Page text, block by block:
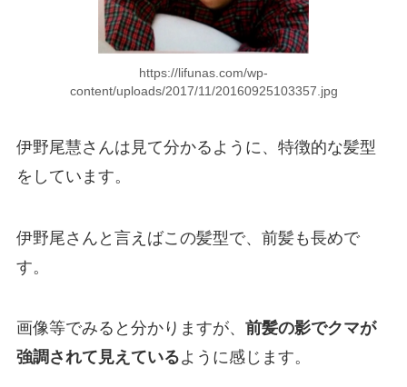
https://lifunas.com/wp-
content/uploads/2017/11/20160925103357.jpg
伊野尾慧さんは見て分かるように、特徴的な髪型
をしています。
伊野尾さんと言えばこの髪型で、前髪も長めで
す。
画像等でみると分かりますが、 前髪の影でクマが
強調されて見えているように感じます。